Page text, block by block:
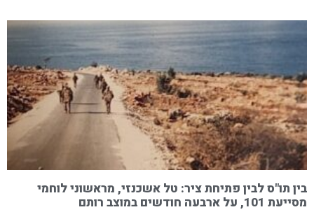
בין תו"ס לבין פתיחת ציר: טל אשכנזי, מראשוני לוחמי
מסייעת 101, על ארבעה חודשים במוצב רותם